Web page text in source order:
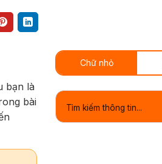
bạn là
bài
Chữ nhỏ